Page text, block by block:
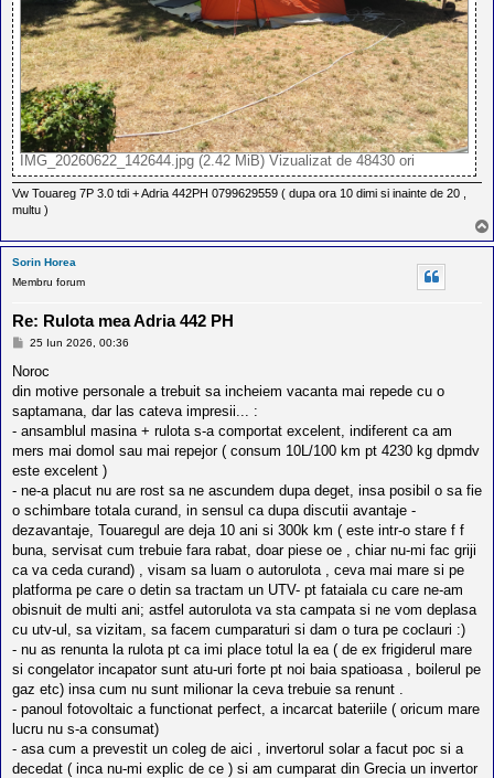
m
a
n
i
a
IMG_20260622_142644.jpg (2.42 MiB) Vizualizat de 48430 ori
Vw Touareg 7P 3.0 tdi + Adria 442PH 0799629559 ( dupa ora 10 dimi si inainte de 20 ,
multu )
Sorin Horea
Membru forum
Re: Rulota mea Adria 442 PH
M
s
j
25 Iun 2026, 00:36
Noroc
din motive personale a trebuit sa incheiem vacanta mai repede cu o
saptamana, dar las cateva impresii... :
- ansamblul masina + rulota s-a comportat excelent, indiferent ca am
mers mai domol sau mai repejor ( consum 10L/100 km pt 4230 kg dpmdv
este excelent )
- ne-a placut nu are rost sa ne ascundem dupa deget, insa posibil o sa fie
o schimbare totala curand, in sensul ca dupa discutii avantaje -
dezavantaje, Touaregul are deja 10 ani si 300k km ( este intr-o stare f f
buna, servisat cum trebuie fara rabat, doar piese oe , chiar nu-mi fac griji
ca va ceda curand) , visam sa luam o autorulota , ceva mai mare si pe
platforma pe care o detin sa tractam un UTV- pt fataiala cu care ne-am
obisnuit de multi ani; astfel autorulota va sta campata si ne vom deplasa
cu utv-ul, sa vizitam, sa facem cumparaturi si dam o tura pe coclauri :)
- nu as renunta la rulota pt ca imi place totul la ea ( de ex frigiderul mare
si congelator incapator sunt atu-uri forte pt noi baia spatioasa , boilerul pe
gaz etc) insa cum nu sunt milionar la ceva trebuie sa renunt .
- panoul fotovoltaic a functionat perfect, a incarcat bateriile ( oricum mare
lucru nu s-a consumat)
- asa cum a prevestit un coleg de aici , invertorul solar a facut poc si a
decedat ( inca nu-mi explic de ce ) si am cumparat din Grecia un invertor